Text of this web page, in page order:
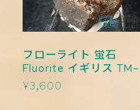
フローライト 蛍石
Fluorite イギリス TM-
0008
¥3,600